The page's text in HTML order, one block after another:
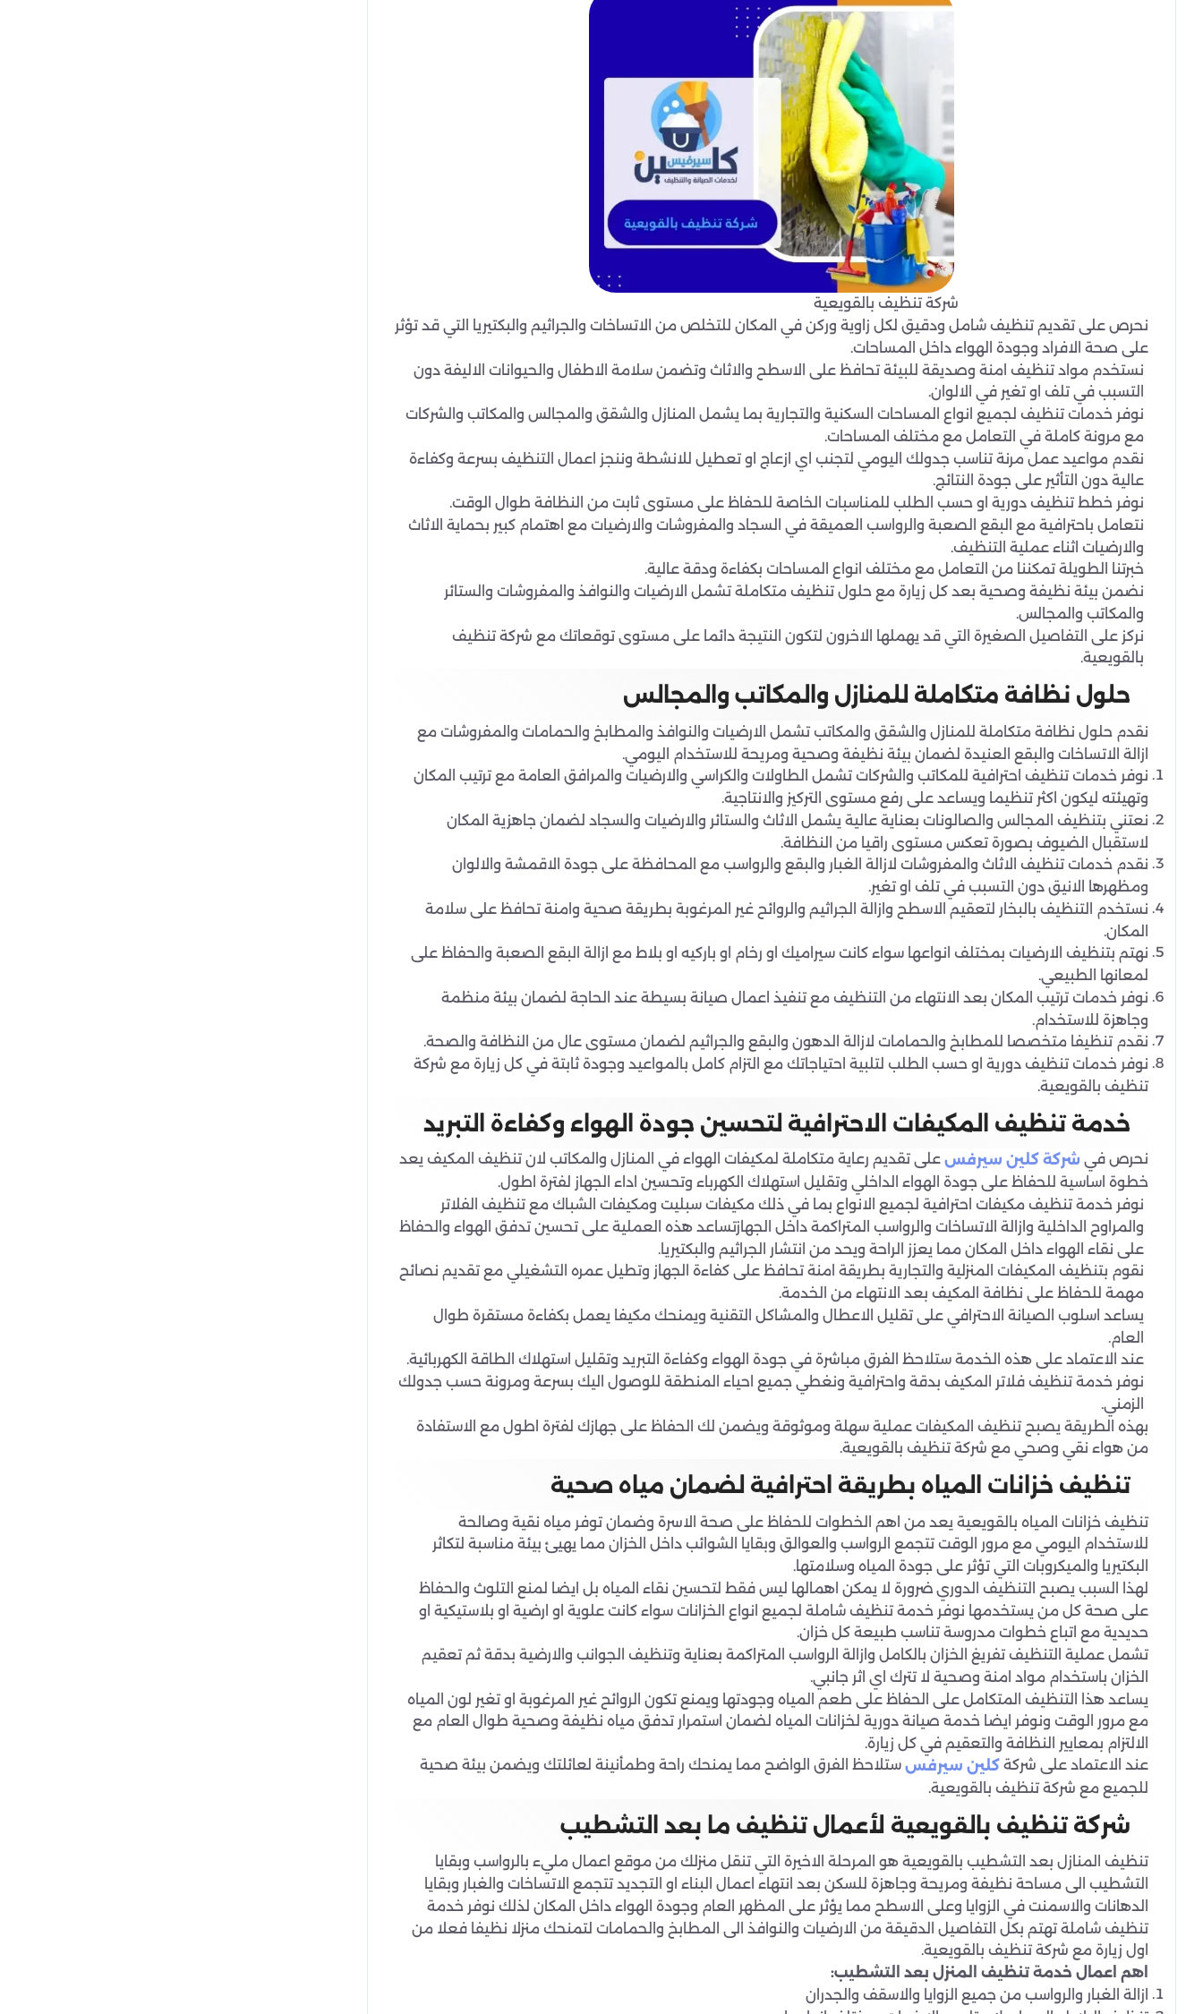
شركة تنظيف بالقويعية
نحرص على تقديم تنظيف شامل ودقيق لكل زاوية وركن في المكان للتخلص من الاتساخات والجراثيم والبكتيريا التي قد تؤثر
على صحة الافراد وجودة الهواء داخل المساحات.
نستخدم مواد تنظيف امنة وصديقة للبيئة تحافظ على الاسطح والاثاث وتضمن سلامة الاطفال والحيوانات الاليفة دون
التسبب في تلف او تغير في الالوان.
نوفر خدمات تنظيف لجميع انواع المساحات السكنية والتجارية بما يشمل المنازل والشقق والمجالس والمكاتب والشركات
مع مرونة كاملة في التعامل مع مختلف المساحات.
نقدم مواعيد عمل مرنة تناسب جدولك اليومي لتجنب اي ازعاج او تعطيل للانشطة وننجز اعمال التنظيف بسرعة وكفاءة
عالية دون التأثير على جودة النتائج.
نوفر خطط تنظيف دورية او حسب الطلب للمناسبات الخاصة للحفاظ على مستوى ثابت من النظافة طوال الوقت.
نتعامل باحترافية مع البقع الصعبة والرواسب العميقة في السجاد والمفروشات والارضيات مع اهتمام كبير بحماية الاثاث
والارضيات اثناء عملية التنظيف.
خبرتنا الطويلة تمكننا من التعامل مع مختلف انواع المساحات بكفاءة ودقة عالية.
نضمن بيئة نظيفة وصحية بعد كل زيارة مع حلول تنظيف متكاملة تشمل الارضيات والنوافذ والمفروشات والستائر
والمكاتب والمجالس.
نركز على التفاصيل الصغيرة التي قد يهملها الاخرون لتكون النتيجة دائما على مستوى توقعاتك مع شركة تنظيف
بالقويعية.
حلول نظافة متكاملة للمنازل والمكاتب والمجالس
نقدم حلول نظافة متكاملة للمنازل والشقق والمكاتب تشمل الارضيات والنوافذ والمطابخ والحمامات والمفروشات مع
ازالة الاتساخات والبقع العنيدة لضمان بيئة نظيفة وصحية ومريحة للاستخدام اليومي.
نوفر خدمات تنظيف احترافية للمكاتب والشركات تشمل الطاولات والكراسي والارضيات والمرافق العامة مع ترتيب المكان
وتهيئته ليكون اكثر تنظيما ويساعد على رفع مستوى التركيز والانتاجية.
نعتني بتنظيف المجالس والصالونات بعناية عالية يشمل الاثاث والستائر والارضيات والسجاد لضمان جاهزية المكان
لاستقبال الضيوف بصورة تعكس مستوى راقيا من النظافة.
نقدم خدمات تنظيف الاثاث والمفروشات لازالة الغبار والبقع والرواسب مع المحافظة على جودة الاقمشة والالوان
ومظهرها الانيق دون التسبب في تلف او تغير.
نستخدم التنظيف بالبخار لتعقيم الاسطح وازالة الجراثيم والروائح غير المرغوبة بطريقة صحية وامنة تحافظ على سلامة
المكان.
نهتم بتنظيف الارضيات بمختلف انواعها سواء كانت سيراميك او رخام او باركيه او بلاط مع ازالة البقع الصعبة والحفاظ على
لمعانها الطبيعي.
نوفر خدمات ترتيب المكان بعد الانتهاء من التنظيف مع تنفيذ اعمال صيانة بسيطة عند الحاجة لضمان بيئة منظمة
وجاهزة للاستخدام.
نقدم تنظيفا متخصصا للمطابخ والحمامات لازالة الدهون والبقع والجراثيم لضمان مستوى عال من النظافة والصحة.
نوفر خدمات تنظيف دورية او حسب الطلب لتلبية احتياجاتك مع التزام كامل بالمواعيد وجودة ثابتة في كل زيارة مع شركة
تنظيف بالقويعية.
خدمة تنظيف المكيفات الاحترافية لتحسين جودة الهواء وكفاءة التبريد
نحرص في شركة كلين سيرفس على تقديم رعاية متكاملة لمكيفات الهواء في المنازل والمكاتب لان تنظيف المكيف يعد
خطوة اساسية للحفاظ على جودة الهواء الداخلي وتقليل استهلاك الكهرباء وتحسين اداء الجهاز لفترة اطول.
نوفر خدمة تنظيف مكيفات احترافية لجميع الانواع بما في ذلك مكيفات سبليت ومكيفات الشباك مع تنظيف الفلاتر
والمراوح الداخلية وازالة الاتساخات والرواسب المتراكمة داخل الجهازتساعد هذه العملية على تحسين تدفق الهواء والحفاظ
على نقاء الهواء داخل المكان مما يعزز الراحة ويحد من انتشار الجراثيم والبكتيريا.
نقوم بتنظيف المكيفات المنزلية والتجارية بطريقة امنة تحافظ على كفاءة الجهاز وتطيل عمره التشغيلي مع تقديم نصائح
مهمة للحفاظ على نظافة المكيف بعد الانتهاء من الخدمة.
يساعد اسلوب الصيانة الاحترافي على تقليل الاعطال والمشاكل التقنية ويمنحك مكيفا يعمل بكفاءة مستقرة طوال
العام.
عند الاعتماد على هذه الخدمة ستلاحظ الفرق مباشرة في جودة الهواء وكفاءة التبريد وتقليل استهلاك الطاقة الكهربائية.
نوفر خدمة تنظيف فلاتر المكيف بدقة واحترافية ونغطي جميع احياء المنطقة للوصول اليك بسرعة ومرونة حسب جدولك
الزمني.
بهذه الطريقة يصبح تنظيف المكيفات عملية سهلة وموثوقة ويضمن لك الحفاظ على جهازك لفترة اطول مع الاستفادة
من هواء نقي وصحي مع شركة تنظيف بالقويعية.
تنظيف خزانات المياه بطريقة احترافية لضمان مياه صحية
تنظيف خزانات المياه بالقويعية يعد من اهم الخطوات للحفاظ على صحة الاسرة وضمان توفر مياه نقية وصالحة
للاستخدام اليومي مع مرور الوقت تتجمع الرواسب والعوالق وبقايا الشوائب داخل الخزان مما يهيئ بيئة مناسبة لتكاثر
البكتيريا والميكروبات التي تؤثر على جودة المياه وسلامتها.
لهذا السبب يصبح التنظيف الدوري ضرورة لا يمكن اهمالها ليس فقط لتحسين نقاء المياه بل ايضا لمنع التلوث والحفاظ
على صحة كل من يستخدمها نوفر خدمة تنظيف شاملة لجميع انواع الخزانات سواء كانت علوية او ارضية او بلاستيكية او
حديدية مع اتباع خطوات مدروسة تناسب طبيعة كل خزان.
تشمل عملية التنظيف تفريغ الخزان بالكامل وازالة الرواسب المتراكمة بعناية وتنظيف الجوانب والارضية بدقة ثم تعقيم
الخزان باستخدام مواد امنة وصحية لا تترك اي اثر جانبي.
يساعد هذا التنظيف المتكامل على الحفاظ على طعم المياه وجودتها ويمنع تكون الروائح غير المرغوبة او تغير لون المياه
مع مرور الوقت ونوفر ايضا خدمة صيانة دورية لخزانات المياه لضمان استمرار تدفق مياه نظيفة وصحية طوال العام مع
الالتزام بمعايير النظافة والتعقيم في كل زيارة.
عند الاعتماد على شركة كلين سيرفس ستلاحظ الفرق الواضح مما يمنحك راحة وطمأنينة لعائلتك ويضمن بيئة صحية
للجميع مع شركة تنظيف بالقويعية.
شركة تنظيف بالقويعية لأعمال تنظيف ما بعد التشطيب
تنظيف المنازل بعد التشطيب بالقويعية هو المرحلة الاخيرة التي تنقل منزلك من موقع اعمال مليء بالرواسب وبقايا
التشطيب الى مساحة نظيفة ومريحة وجاهزة للسكن بعد انتهاء اعمال البناء او التجديد تتجمع الاتساخات والغبار وبقايا
الدهانات والاسمنت في الزوايا وعلى الاسطح مما يؤثر على المظهر العام وجودة الهواء داخل المكان لذلك نوفر خدمة
تنظيف شاملة تهتم بكل التفاصيل الدقيقة من الارضيات والنوافذ الى المطابخ والحمامات لتمنحك منزلا نظيفا فعلا من
اول زيارة مع شركة تنظيف بالقويعية.
اهم اعمال خدمة تنظيف المنزل بعد التشطيب:
ازالة الغبار والرواسب من جميع الزوايا والاسقف والجدران